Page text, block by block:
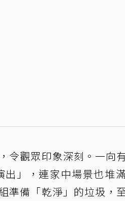
令觀眾印象深刻。一向
」，連家中場景也堆
準備「乾淨」的垃圾，